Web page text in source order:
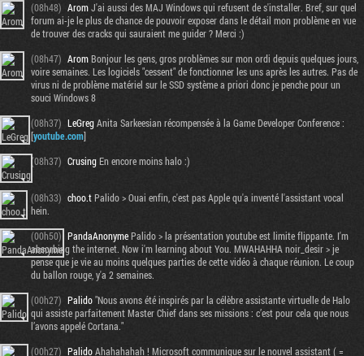
(08h48) AromJ'ai aussi des MAJ Windows qui refusent de s'installer. Bref, sur quel
forum ai-je le plus de chance de pouvoir exposer dans le détail mon problème en vue
de trouver des cracks qui sauraient me guider ? Merci :)
(08h47) AromBonjour les gens, gros problèmes sur mon ordi depuis quelques jours,
voire semaines. Les logiciels "cessent" de fonctionner les uns après les autres. Pas de
virus ni de problème matériel sur le SSD système a priori donc je penche pour un
souci Windows 8
(08h37) LeGregAnita Sarkeesian récompensée à la Game Developer Conference :
[youtube.com]
(08h37) CrusingEn encore moins halo :)
(08h33) choo.tPalido > Ouai enfin, c'est pas Apple qu'a inventé l'assistant vocal
hein.
(00h50) PandaAnonymePalido > la présentation youtube est limite flippante. I'm
absorbing the internet. Now i'm learning about You. MWAHAHHA noir_desir > je
pense que je vie au moins quelques parties de cette vidéo à chaque réunion. Le coup
du ballon rouge, y'a 2 semaines.
(00h27) Palido"Nous avons été inspirés par la célèbre assistante virtuelle de Halo
qui assiste parfaitement Master Chief dans ses missions : c’est pour cela que nous
l’avons appelé Cortana."
(00h27) PalidoAhahahahah ! Microsoft communique sur le nouvel assistant ( =